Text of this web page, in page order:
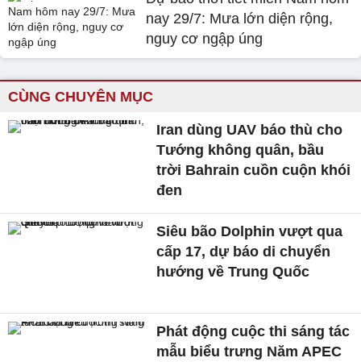
nay 29/7: Mưa lớn diện rộng,
nguy cơ ngập úng
CÙNG CHUYÊN MỤC
Iran dùng UAV báo thù cho
Tướng không quân, bầu
trời Bahrain cuồn cuộn khói
đen
Siêu bão Dolphin vượt qua
cấp 17, dự báo di chuyển
hướng về Trung Quốc
Phát động cuộc thi sáng tác
mẫu biểu trưng Năm APEC